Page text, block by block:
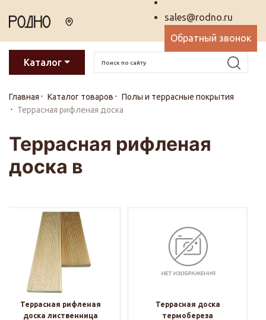
sales@rodno.ru
Обратный звонок
Каталог
Главная Каталог товаров
Полы и террасные покрытия
Террасная рифленая доска
Террасная рифленая
доска в
Террасная рифленая
доска лиственница
Террасная доска
термобереза